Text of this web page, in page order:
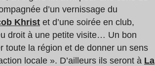
d’un vernissage du
Khrist et d’une soirée en club,
droit à une petite visite… Un bon
toute la région et de donner un sens
locale ». D’ailleurs ils seront à La